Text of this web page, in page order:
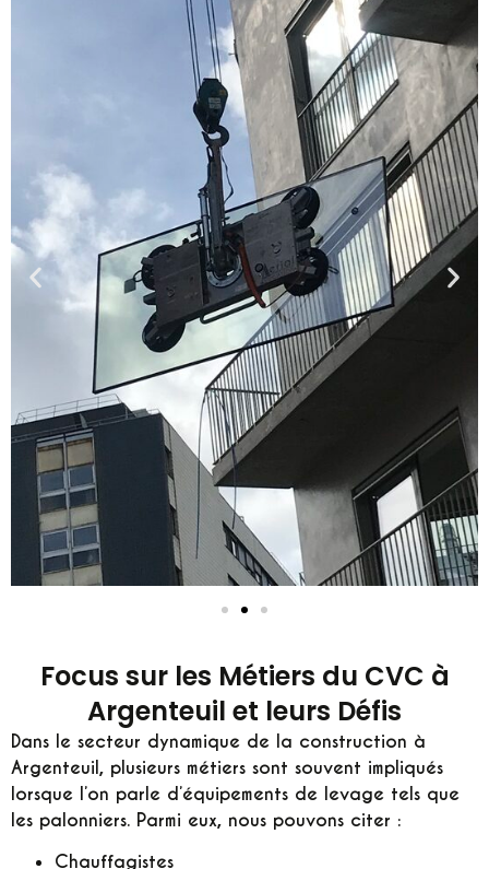
Focus sur les Métiers du CVC à
Argenteuil et leurs Défis
Dans le secteur dynamique de la construction à
Argenteuil, plusieurs métiers sont souvent impliqués
lorsque l’on parle d’équipements de levage tels que
les palonniers. Parmi eux, nous pouvons citer :
Chauffagistes